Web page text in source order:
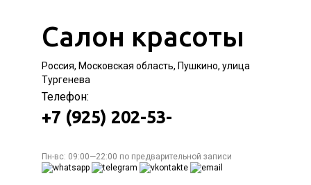
Салон красоты
Россия, Московская область, Пушкино, улица
Тургенева
Телефон:
+7 (925) 202-53-
Пн-вс: 09:00—22:00 по предварительной записи